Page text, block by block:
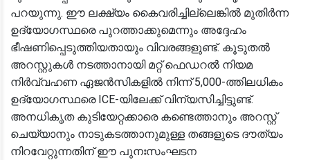
പറയുന്നു. ഈ ലക്ഷ്യം കൈവരിച്ചില്ലെങ്കിൽ മുതിർന്ന
ഉദ്യോഗസ്ഥരെ പുറത്താക്കുമെന്നും അദ്ദേഹം
ഭീഷണിപ്പെടുത്തിയതായും വിവരങ്ങളുണ്ട്. കൂടുതൽ
അറസ്റ്റുകൾ നടത്താനായി മറ്റ് ഫെഡറൽ നിയമ
നിർവ്വഹണ ഏജൻസികളിൽ നിന്ന് 5,000-ത്തിലധികം
ഉദ്യോഗസ്ഥരെ ICE-യിലേക്ക് വിന്യസിച്ചിട്ടുണ്ട്.
അനധികൃത കുടിയേറ്റക്കാരെ കണ്ടെത്താനും അറസ്റ്റ്
ചെയ്യാനും നാടുകടത്താനുമുള്ള തങ്ങളുടെ ദൗത്യം
നിറവേറ്റുന്നതിന് ഈ പുനഃസംഘടന